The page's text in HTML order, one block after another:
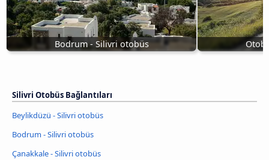
Bodrum - Silivri otobüs
Silivri Otobüs Bağlantıları
Beylikdüzü - Silivri otobüs
Bodrum - Silivri otobüs
Çanakkale - Silivri otobüs